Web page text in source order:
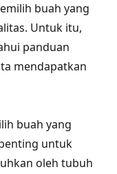
buah yang
Untuk itu,
panduan
mendapatkan
buah yang
untuk
oleh tubuh